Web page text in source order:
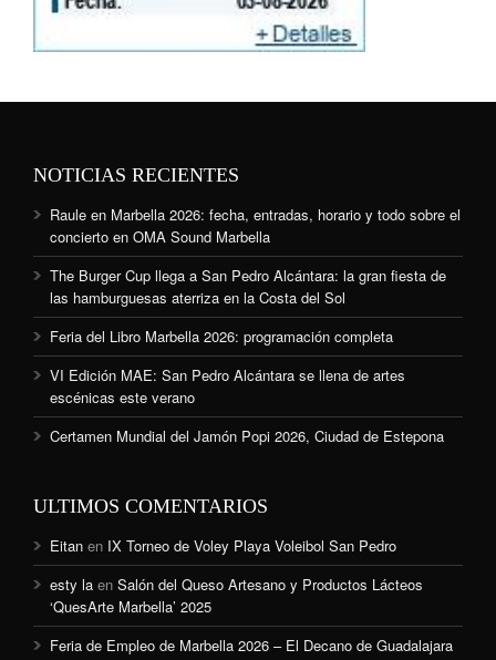
NOTICIAS RECIENTES
Raule en Marbella 2026: fecha, entradas, horario y todo sobre el
concierto en OMA Sound Marbella
The Burger Cup llega a San Pedro Alcántara: la gran fiesta de
las hamburguesas aterriza en la Costa del Sol
Feria del Libro Marbella 2026: programación completa
VI Edición MAE: San Pedro Alcántara se llena de artes
escénicas este verano
Certamen Mundial del Jamón Popi 2026, Ciudad de Estepona
ULTIMOS COMENTARIOS
Eitan en IX Torneo de Voley Playa Voleibol San Pedro
esty la en Salón del Queso Artesano y Productos Lácteos
‘QuesArte Marbella’ 2025
Feria de Empleo de Marbella 2026 – El Decano de Guadalajara